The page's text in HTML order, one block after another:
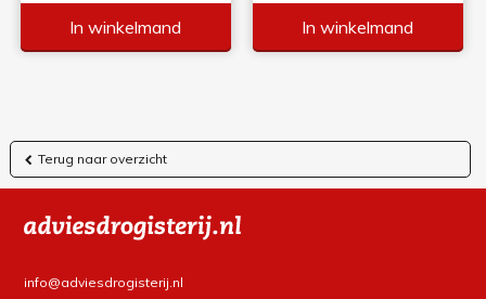
In winkelmand In winkelmand
Terug naar overzicht
info@adviesdrogisterij.nl